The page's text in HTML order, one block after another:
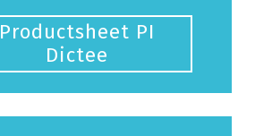
Productsheet PI
Dictee